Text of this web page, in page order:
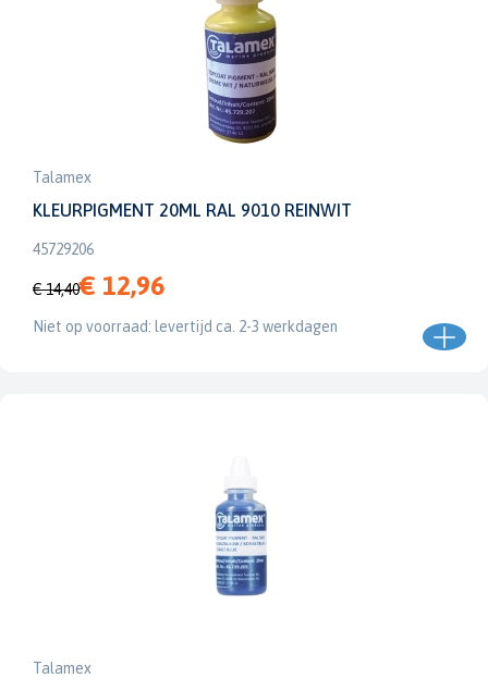
Talamex
KLEURPIGMENT 20ML RAL 9010 REINWIT
45729206
€ 14,40€ 12,96
Niet op voorraad: levertijd ca. 2-3 werkdagen
Talamex